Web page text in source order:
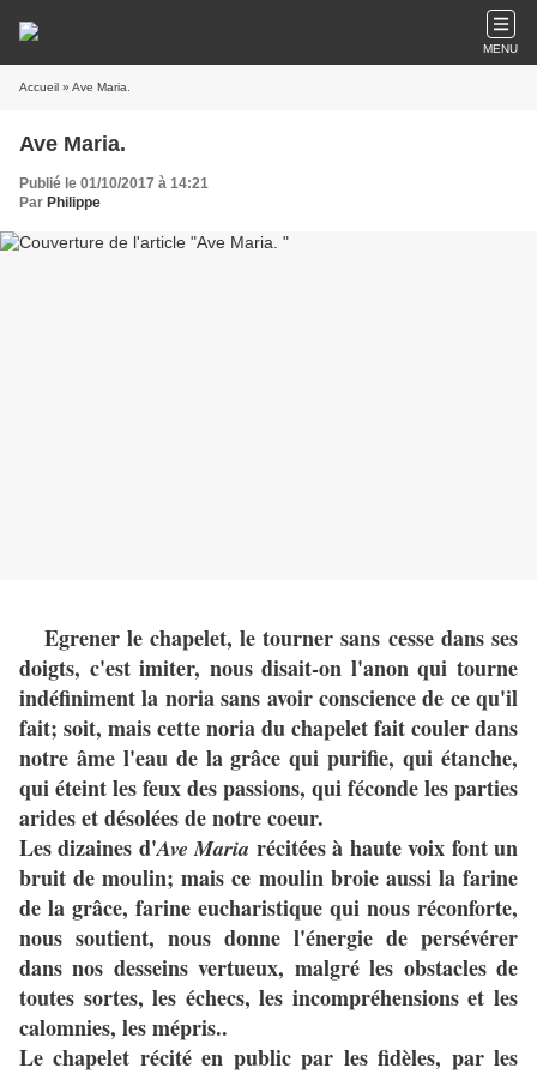
MENU
Accueil » Ave Maria.
Ave Maria.
Publié le 01/10/2017 à 14:21
Par Philippe
Egrener le chapelet, le tourner sans cesse dans ses
doigts, c'est imiter, nous disait-on l'anon qui tourne
indéfiniment la noria sans avoir conscience de ce qu'il
fait; soit, mais cette noria du chapelet fait couler dans
notre âme l'eau de la grâce qui purifie, qui étanche,
qui éteint les feux des passions, qui féconde les parties
arides et désolées de notre coeur.
Les dizaines d'Ave Maria récitées à haute voix font un
bruit de moulin; mais ce moulin broie aussi la farine
de la grâce, farine eucharistique qui nous réconforte,
nous soutient, nous donne l'énergie de persévérer
dans nos desseins vertueux, malgré les obstacles de
toutes sortes, les échecs, les incompréhensions et les
calomnies, les mépris..
Le chapelet récité en public par les fidèles, par les